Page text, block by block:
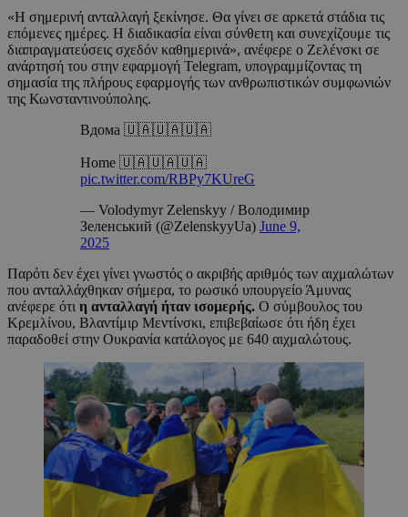
«Η σημερινή ανταλλαγή ξεκίνησε. Θα γίνει σε αρκετά στάδια τις
επόμενες ημέρες. Η διαδικασία είναι σύνθετη και συνεχίζουμε τις
διαπραγματεύσεις σχεδόν καθημερινά», ανέφερε ο Ζελένσκι σε
ανάρτησή του στην εφαρμογή Telegram, υπογραμμίζοντας τη
σημασία της πλήρους εφαρμογής των ανθρωπιστικών συμφωνιών
της Κωνσταντινούπολης.
Вдома 🇺🇦🇺🇦🇺🇦
Home 🇺🇦🇺🇦🇺🇦
pic.twitter.com/RBPy7KUreG
— Volodymyr Zelenskyy / Володимир
Зеленський (@ZelenskyyUa) June 9,
2025
Παρότι δεν έχει γίνει γνωστός ο ακριβής αριθμός των αιχμαλώτων
που ανταλλάχθηκαν σήμερα, το ρωσικό υπουργείο Άμυνας
ανέφερε ότι η ανταλλαγή ήταν ισομερής. Ο σύμβουλος του
Κρεμλίνου, Βλαντίμιρ Μεντίνσκι, επιβεβαίωσε ότι ήδη έχει
παραδοθεί στην Ουκρανία κατάλογος με 640 αιχμαλώτους.